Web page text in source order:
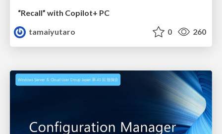
“Recall” with Copilot+ PC
tamaiyutaro
0 260